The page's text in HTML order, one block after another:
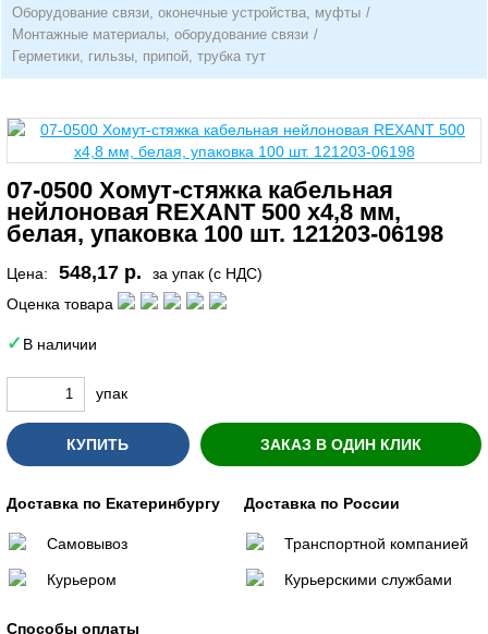
Оборудование связи, оконечные устройства, муфты /
Монтажные материалы, оборудование связи /
Герметики, гильзы, припой, трубка тут
07-0500 Хомут-стяжка кабельная
нейлоновая REXANT 500 x4,8 мм,
белая, упаковка 100 шт. 121203-06198
Цена: 548,17 р.
за упак (с НДС)
Оценка товара
В наличии
упак
КУПИТЬ ЗАКАЗ В ОДИН КЛИК
Доставка по Екатеринбургу
Самовывоз
Курьером
Доставка по России
Транспортной компанией
Курьерскими службами
Способы оплаты